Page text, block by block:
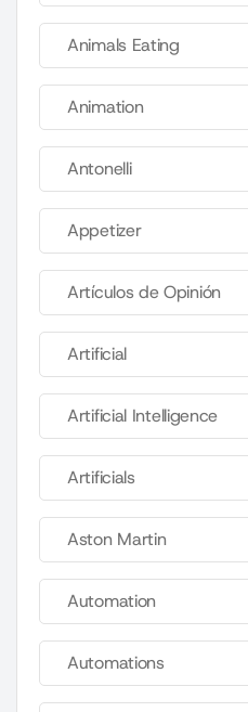
Animals Eating
Animation
Antonelli
Appetizer
Artículos de Opinión
Artificial
Artificial Intelligence
Artificials
Aston Martin
Automation
Automations